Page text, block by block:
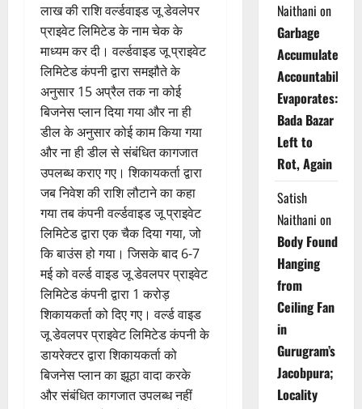
लाख की राशि वर्ल्डवाइड जू डेवलेपर
प्राइवेट लिमिटेड के नाम चेक के
माध्यम कर दी। वर्ल्डवाइड जू प्राइवेट
लिमिटेड कंपनी द्वारा समझौते के
अनुसार 15 अप्रैल तक ना कोई
बिजनेस प्लान दिया गया और ना ही
डील के अनुसार कोई काम किया गया
और ना ही डील से संबंधित कागजात
उपलब्ध कराए गए। शिकायकर्ता द्वारा
जब निवेश की राशि लौटाने का कहा
गया तब कंपनी वर्ल्डवाइड जू प्राइवेट
लिमिटेड द्वारा एक चैक दिया गया, जो
कि बाउंस हो गया। जिसके बाद 6-7
मई को वर्ल्ड वाइड जू डेवलपर प्राइवेट
लिमिटेड कंपनी द्वारा 1 करोड़
शिकायकर्ता को दिए गए। वर्ल्ड वाइड
जू डेवलपर प्राइवेट लिमिटेड कंपनी के
डायरेक्टर द्वारा शिकायकर्ता को
बिजनेस प्लान का झूठा वादा करके
और संबंधित कागजात उपलब्ध नहीं
Naithani on
Garbage
Accumulates,
Accountability
Evaporates:
Bada Bazar
Left to
Rot, Again
Satish
Naithani on
Body Found
Hanging
from
Ceiling Fan
in
Gurugram’s
Jacobpura;
Locality